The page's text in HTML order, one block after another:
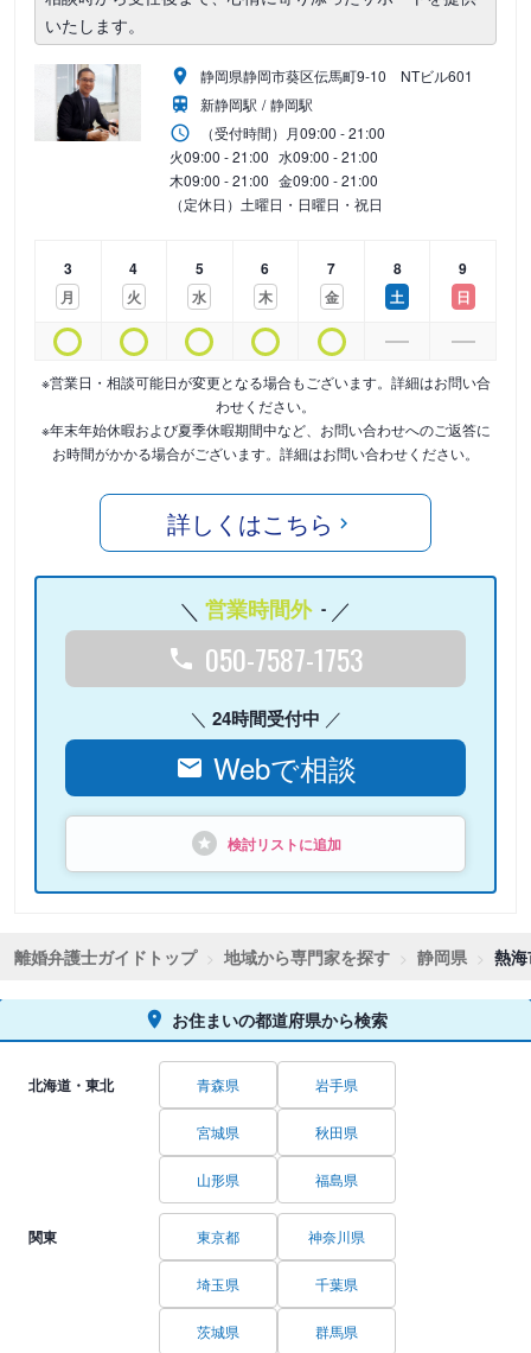
いたします。
静岡県静岡市葵区伝馬町9‐10 NTビル601
新静岡駅
静岡駅
（受付時間） 月09:00 - 21:00
火09:00 - 21:00 水09:00 - 21:00
木09:00 - 21:00 金09:00 - 21:00
（定休日）土曜日・日曜日・祝日
3
月
4
火
5
水
6
木
7
金
8
土
9
日
※営業日・相談可能日が変更となる場合もございます。詳細はお問い合
わせください。
※年末年始休暇および夏季休暇期間中など、お問い合わせへのご返答に
お時間がかかる場合がございます。詳細はお問い合わせください。
詳しくはこちら
営業時間外 -
050-7587-1753
24時間受付中
Webで相談
検討リストに追加
離婚弁護士ガイドトップ 地域から専門家を探す 静岡県 熱
お住まいの都道府県から検索
北海道・東北 青森県 岩手県
宮城県 秋田県
山形県 福島県
関東 東京都 神奈川県
埼玉県 千葉県
茨城県 群馬県